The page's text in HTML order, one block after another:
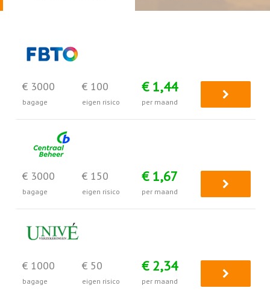
€ 3000
bagage
€ 100
eigen risico
€ 1,44
per maand
€ 3000
bagage
€ 150
eigen risico
€ 1,67
per maand
€ 1000
bagage
€ 50
eigen risico
€ 2,34
per maand